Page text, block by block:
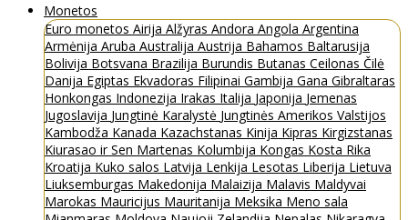
Monetos
Euro monetos Airija Alžyras Andora Angola Argentina
Armėnija Aruba Australija Austrija Bahamos Baltarusija
Bolivija Botsvana Brazilija Burundis Butanas Ceilonas Čilė
Danija Egiptas Ekvadoras Filipinai Gambija Gana Gibraltaras
Honkongas Indonezija Irakas Italija Japonija Jemenas
Jugoslavija Jungtinė Karalystė Jungtinės Amerikos Valstijos
Kambodža Kanada Kazachstanas Kinija Kipras Kirgizstanas
Kiurasao ir Sen Martenas Kolumbija Kongas Kosta Rika
Kroatija Kuko salos Latvija Lenkija Lesotas Liberija Lietuva
Liuksemburgas Makedonija Malaizija Malavis Maldyvai
Marokas Mauricijus Mauritanija Meksika Meno sala